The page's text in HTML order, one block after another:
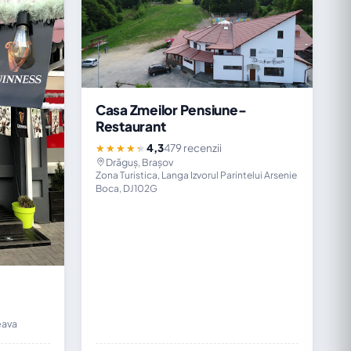
Casa Zmeilor Pensiune-
Restaurant
★★★★★4,3479 recenzii
Drăguș, Brașov
Zona Turistica, Langa Izvorul Parintelui Arsenie
Boca, DJ102G